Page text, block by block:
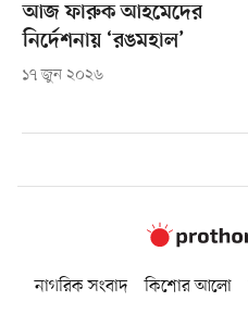
আজ ফারুক আহমেদের
নির্দেশনায় ‘রঙমহাল’
১৭ জুন ২০২৬
নাগরিক সংবাদ কিশোর আলো